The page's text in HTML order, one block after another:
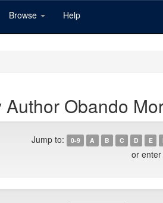
Browse Help
Author Obando
Jump to: 0-9 A B C D E
or